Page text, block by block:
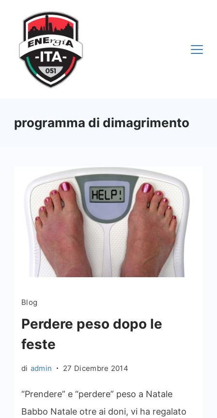
contenuto
programma di dimagrimento
Blog
Perdere peso dopo le
feste
di admin 27 Dicembre 2014
“Prendere” e “perdere” peso a Natale
Babbo Natale otre ai doni, vi ha regalato